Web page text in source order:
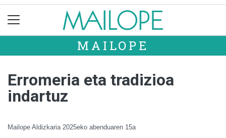
MAILOPE
Erromeria eta tradizioa
indartuz
Mailope Aldizkaria 2025eko abenduaren 15a